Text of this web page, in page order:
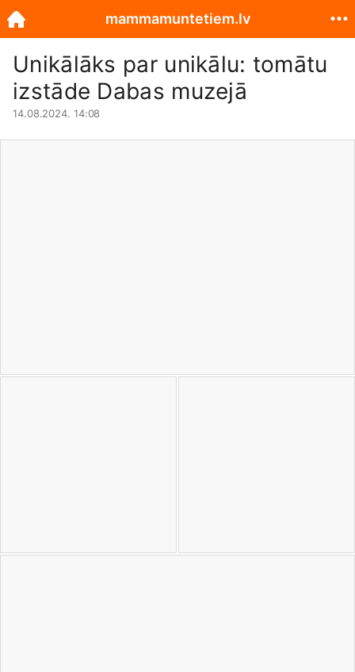
Unikālāks par unikālu: tomātu
izstāde Dabas muzejā
14.08.2024. 14:08
mammamuntetiem.lv